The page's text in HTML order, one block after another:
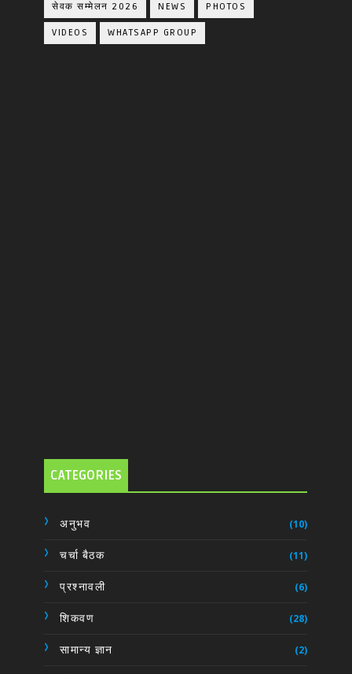
सेवक सम्मेलन 2026 NEWS PHOTOS
VIDEOS WHATSAPP GROUP
CATEGORIES
अनुभव (10)
चर्चा बैठक (11)
प्रश्नावली (6)
शिकवण (28)
सामान्य ज्ञान (2)